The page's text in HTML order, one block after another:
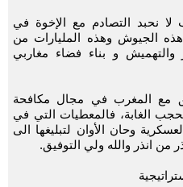
نحبد التصادم مع الإخوة في
الجيوش وهذه المليارات من
والتهميش و بناء فضاء مغاربي
مع المغرب في مجال مكافحة
الغابة، فالمعطيات التي في
وحان الأوان لتبليغها الى
من انذر والله ولي التوفيق.